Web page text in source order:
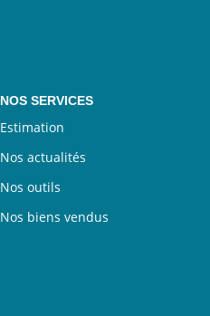
NOS SERVICES
Estimation
Nos actualités
Nos outils
Nos biens vendus